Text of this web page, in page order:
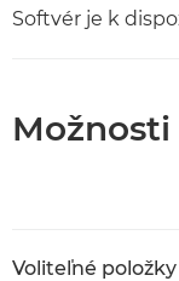
Softvér je k
Možnosti
Voliteľné položky